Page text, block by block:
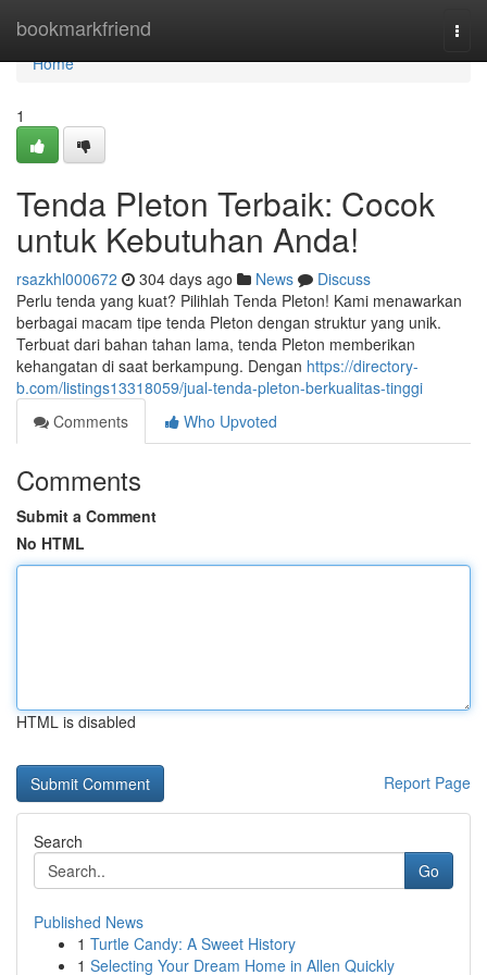
bookmarkfriend
Home
Home
1
Tenda Pleton Terbaik: Cocok
untuk Kebutuhan Anda!
rsazkhl000672 304 days ago News
Discuss
Perlu tenda yang kuat? Pilihlah Tenda Pleton! Kami menawarkan
berbagai macam tipe tenda Pleton dengan struktur yang unik.
Terbuat dari bahan tahan lama, tenda Pleton memberikan
kehangatan di saat berkampung. Dengan https://directory-
b.com/listings13318059/jual-tenda-pleton-berkualitas-tinggi
Comments
Who Upvoted
Comments
Submit a Comment
No HTML
HTML is disabled
Report Page
Search
Go
Published News
1 Turtle Candy: A Sweet History
1 Selecting Your Dream Home in Allen Quickly